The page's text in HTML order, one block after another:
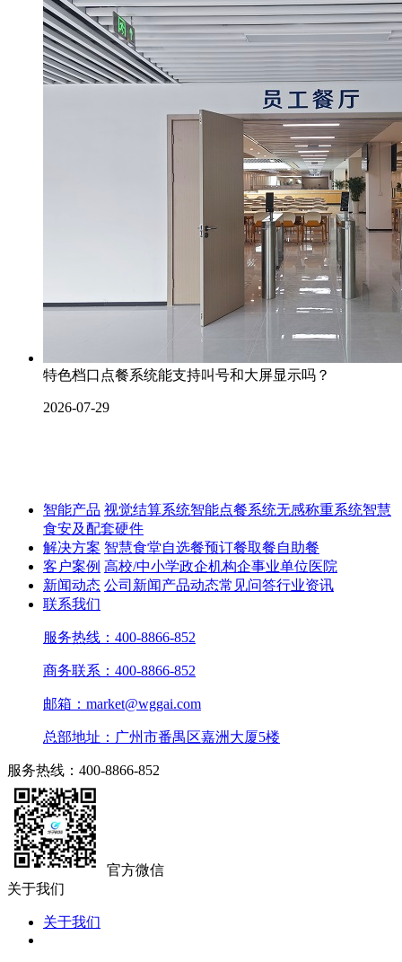
特色档口点餐系统能支持叫号和大屏显示吗？
2026-07-29
智能产品 视觉结算系统智能点餐系统无感称重系统智慧
食安及配套硬件
解决方案 智慧食堂自选餐预订餐取餐自助餐
客户案例 高校/中小学政企机构企事业单位医院
新闻动态 公司新闻产品动态常见问答行业资讯
联系我们
服务热线：400-8866-852
商务联系：400-8866-852
邮箱：market@wggai.com
总部地址：广州市番禺区嘉洲大厦5楼
服务热线：400-8866-852
官方微信
关于我们
关于我们